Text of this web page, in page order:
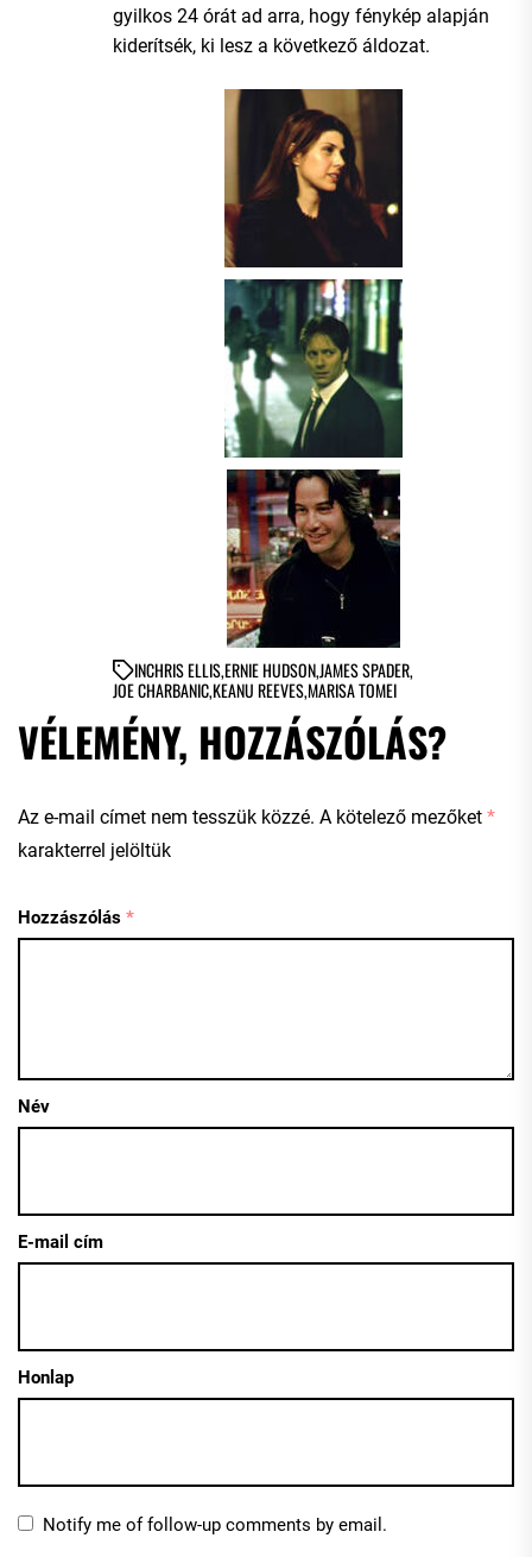
gyilkos 24 órát ad arra, hogy fénykép alapján
kiderítsék, ki lesz a következő áldozat.
INCHRIS ELLIS,ERNIE HUDSON,JAMES SPADER,
JOE CHARBANIC,KEANU REEVES,MARISA TOMEI
VÉLEMÉNY, HOZZÁSZÓLÁS?
Az e-mail címet nem tesszük közzé. A kötelező mezőket *
karakterrel jelöltük
Hozzászólás *
Név
E-mail cím
Honlap
Notify me of follow-up comments by email.